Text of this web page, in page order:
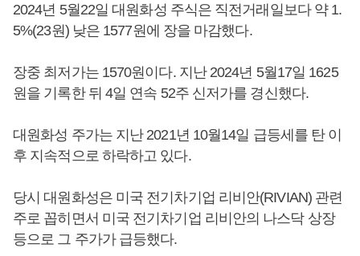
2024년 5월22일 대원화성 주식은 직전거래일보다 약 1.
5%(23원) 낮은 1577원에 장을 마감했다.
장중 최저가는 1570원이다. 지난 2024년 5월17일 1625
원을 기록한 뒤 4일 연속 52주 신저가를 경신했다.
대원화성 주가는 지난 2021년 10월14일 급등세를 탄 이
후 지속적으로 하락하고 있다.
당시 대원화성은 미국 전기차기업 리비안(RIVIAN) 관련
주로 꼽히면서 미국 전기차기업 리비안의 나스닥 상장
등으로 그 주가가 급등했다.